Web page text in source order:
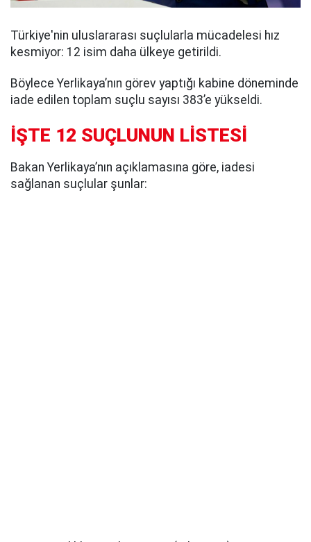
Türkiye'nin uluslararası suçlularla mücadelesi hız
kesmiyor: 12 isim daha ülkeye getirildi.
Böylece Yerlikaya’nın görev yaptığı kabine döneminde
iade edilen toplam suçlu sayısı 383’e yükseldi.
İŞTE 12 SUÇLUNUN LİSTESİ
Bakan Yerlikaya’nın açıklamasına göre, iadesi
sağlanan suçlular şunlar: